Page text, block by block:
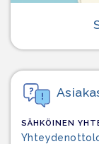
SÄHKÖINEN